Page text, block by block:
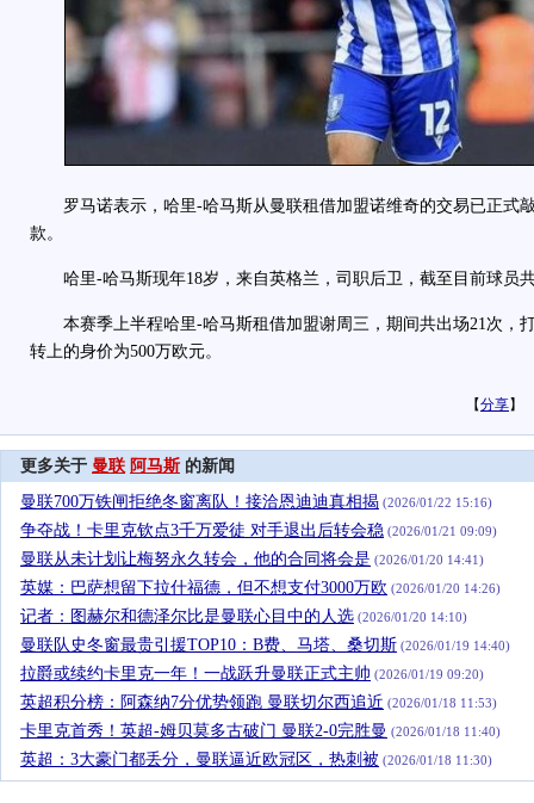
罗马诺表示，哈里-哈马斯从曼联租借加盟诺维奇的交易已正式
款。
哈里-哈马斯现年18岁，来自英格兰，司职后卫，截至目前球员
本赛季上半程哈里-哈马斯租借加盟谢周三，期间共出场21次，
转上的身价为500万欧元。
【分享】
更多关于 曼联 阿马斯 的新闻
曼联700万铁闸拒绝冬窗离队！接洽恩迪迪真相揭 (2026/01/22 15:16)
争夺战！卡里克钦点3千万爱徒 对手退出后转会稳 (2026/01/21 09:09)
曼联从未计划让梅努永久转会，他的合同将会是 (2026/01/20 14:41)
英媒：巴萨想留下拉什福德，但不想支付3000万欧 (2026/01/20 14:26)
记者：图赫尔和德泽尔比是曼联心目中的人选 (2026/01/20 14:10)
曼联队史冬窗最贵引援TOP10：B费、马塔、桑切斯 (2026/01/19 14:40)
拉爵或续约卡里克一年！一战跃升曼联正式主帅 (2026/01/19 09:20)
英超积分榜：阿森纳7分优势领跑 曼联切尔西追近 (2026/01/18 11:53)
卡里克首秀！英超-姆贝莫多古破门 曼联2-0完胜曼 (2026/01/18 11:40)
英超：3大豪门都丢分，曼联逼近欧冠区，热刺被 (2026/01/18 11:30)